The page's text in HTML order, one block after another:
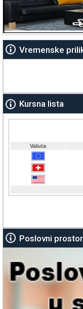
Vremenske
Kursna lista
Poslovni